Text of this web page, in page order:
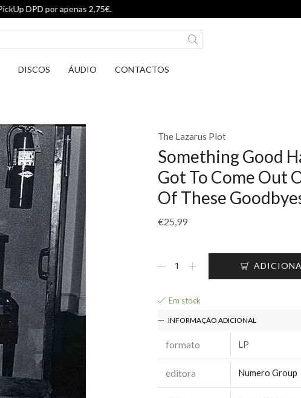
Entrega em Pontos PickUp DPD por apenas 2,75€.
DISCOS ÁUDIO CONTACTOS
The Lazarus Plot
Something Good
Got To Come Out
Of These
€25,99
Em stock
INFORMAÇÃO ADICIONAL
formato LP
editora Numero Group